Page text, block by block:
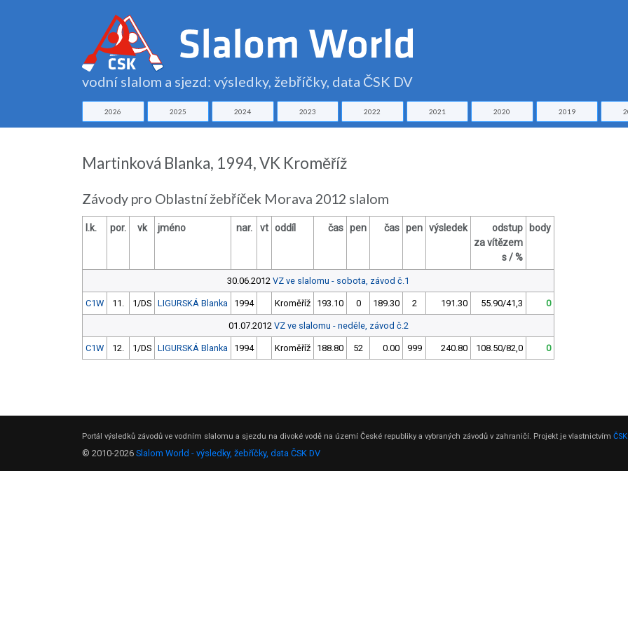
vodní slalom a sjezd: výsledky, žebříčky, data ČSK DV
2026 2025 2024 2023 2022 2021 2020 2019
Martinková Blanka, 1994, VK Kroměříž
Závody pro Oblastní žebříček Morava 2012 slalom
l.k. por. vk jméno nar. vt oddíl čas pen čas pen výsledek
odstup
za vítězem
s / %
body
30.06.2012 VZ ve slalomu - sobota, závod č.1
C1W 11. 1/DS LIGURSKÁ Blanka 1994 Kroměříž 193.10 0 189.30 2 191.30 55.90/41,3 0
01.07.2012 VZ ve slalomu - neděle, závod č.2
C1W 12. 1/DS LIGURSKÁ Blanka 1994 Kroměříž 188.80 52 0.00 999 240.80 108.50/82,0 0
Portál výsledků závodů ve vodním slalomu a sjezdu na divoké vodě na území České republiky a vybraných závodů v zahraničí. Projekt je vlastnictvím
© 2010-2026 Slalom World - výsledky, žebříčky, data ČSK DV